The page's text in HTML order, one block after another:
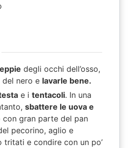
degli occhi dell’osso,
del nero e lavarle bene.
e i tentacoli. In una
sbattere le uova e
con gran parte del pan
pecorino, aglio e
tritati e condire con un po’